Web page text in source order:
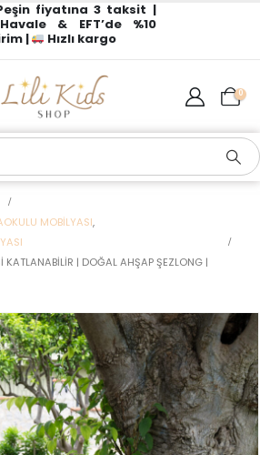
fiyatına 3 taksit |
& EFT’de %10
|
Hızlı kargo
0
MOBILYASI,
| DOĞAL AHŞAP ŞEZLONG |